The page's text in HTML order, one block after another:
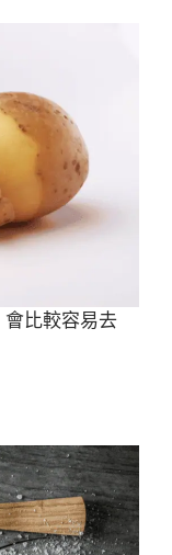
比較容易去